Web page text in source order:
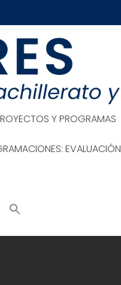
Y PROGRAMAS
EVALUACIÓN